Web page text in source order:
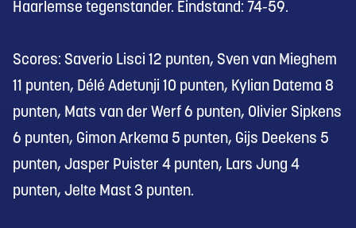
Haarlemse tegenstander. Eindstand: 74-59.
Scores: Saverio Lisci 12 punten, Sven van Mieghem
11 punten, Délé Adetunji 10 punten, Kylian Datema 8
punten, Mats van der Werf 6 punten, Olivier Sipkens
6 punten, Gimon Arkema 5 punten, Gijs Deekens 5
punten, Jasper Puister 4 punten, Lars Jung 4
punten, Jelte Mast 3 punten.